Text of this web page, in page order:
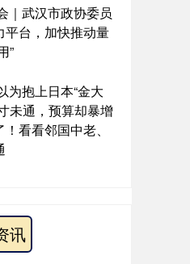
｜武汉市政协委员
平台，加快推动量
”
为抱上日本“金大
未通，预算却暴增
看看邻国中老、
讯